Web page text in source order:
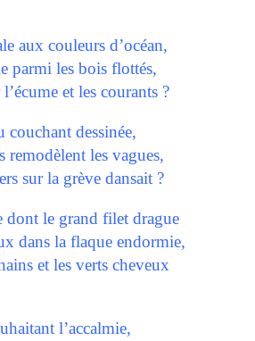
aux couleurs d’océan,
parmi les bois flottés,
et les courants ?
couchant dessinée,
remodèlent les vagues,
sur la grève dansait ?
dont le grand filet drague
dans la flaque endormie,
et les verts cheveux
l’accalmie,